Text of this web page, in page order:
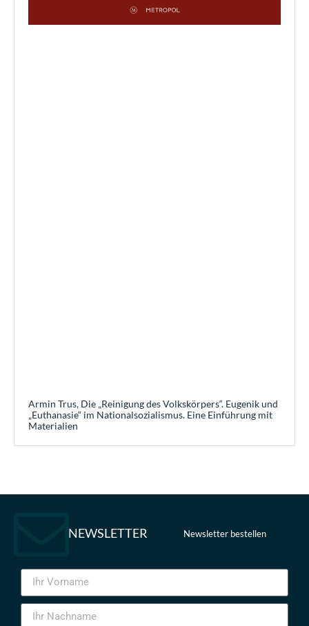
Armin Trus, Die „Reinigung des Volkskörpers“. Eugenik und
„Euthanasie“ im Nationalsozialismus. Eine Einführung mit
Materialien
NEWSLETTER Newsletter bestellen